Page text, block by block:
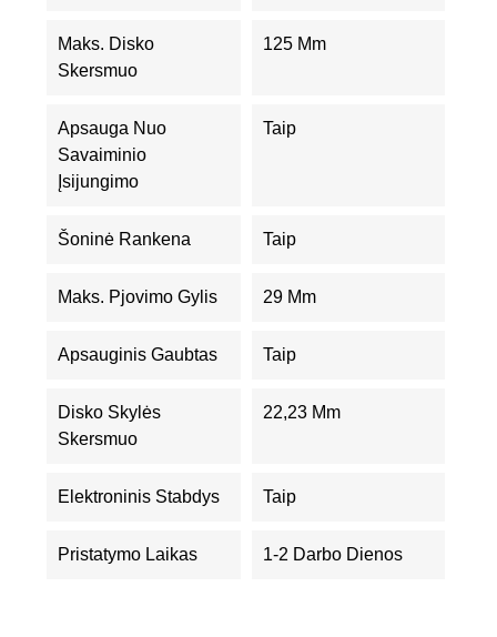
Maks. Disko
Skersmuo
125 Mm
Apsauga Nuo
Savaiminio
Įsijungimo
Taip
Šoninė Rankena Taip
Maks. Pjovimo Gylis 29 Mm
Apsauginis Gaubtas Taip
Disko Skylės
Skersmuo
22,23 Mm
Elektroninis Stabdys Taip
Pristatymo Laikas 1-2 Darbo Dienos